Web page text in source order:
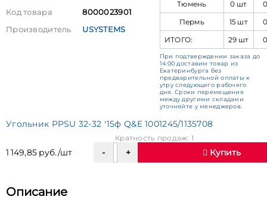
Код товара
8000023901
Производитель
USYSTEMS
Тюмень
0 шт
Пермь
15 шт
ИТОГО:
29 шт
При подтверждении заказа до
14:00 доставим товар из
Екатеринбурга без
предварительной оплаты к
утру следующего рабочего
дня. Сроки перемещения
между другими складами
уточняйте у менеджеров.
Угольник PPSU 32-32 '15ф Q&E 1001245/1135708
1 149,85 руб./шт
Кратность продаж: 1
Купить
Описание